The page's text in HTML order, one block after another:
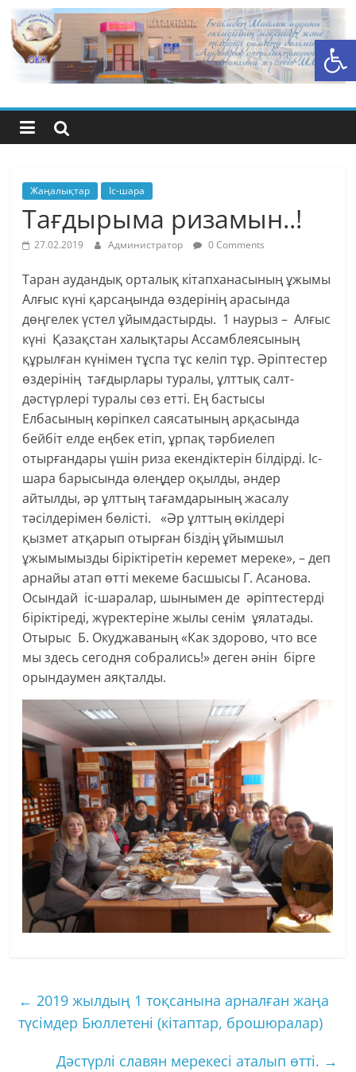
Open toolbar
Skip
to
content
Бейімбет
Майлин
ауданының
орталық
кітапхана
жүйесі
Жаңалықтар Іс-шара
Тағдырыма ризамын..!
27.02.2019 Администратор 0 Comments
Таран аудандық орталық кітапханасының ұжымы
Алғыс күні қарсаңында өздерінің арасында
дөңгелек үстел ұйымдастырды. 1 наурыз – Алғыс
күні Қазақстан халықтары Ассамблеясының
құрылған күнімен тұспа тұс келіп тұр. Әріптестер
өздерінің тағдырлары туралы, ұлттық салт-
дәстүрлері туралы сөз етті. Ең бастысы
Елбасының көріпкел саясатының арқасында
бейбіт елде еңбек етіп, ұрпақ тәрбиелеп
отырғандары үшін риза екендіктерін білдірді. Іс-
шара барысында өлеңдер оқылды, әндер
айтылды, әр ұлттың тағамдарының жасалу
тәсілдерімен бөлісті. «Әр ұлттың өкілдері
қызмет атқарып отырған біздің ұйымшыл
ұжымымызды біріктіретін керемет мереке», – деп
арнайы атап өтті мекеме басшысы Г. Асанова.
Осындай іс-шаралар, шынымен де әріптестерді
біріктіреді, жүректеріне жылы сенім ұялатады.
Отырыс Б. Окуджаваның «Как здорово, что все
мы здесь сегодня собрались!» деген әнін бірге
орындаумен аяқталды.
← 2019 жылдың 1 тоқсанына арналған жаңа
түсімдер Бюллетені (кітаптар, брошюралар)
Дәстүрлі славян мерекесі аталып өтті. →